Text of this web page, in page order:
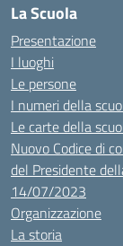
La Scuola
Presentazione
I luoghi
Le persone
I numeri della
Le carte della
Nuovo Codice di
del Presidente
14/07/2023
Organizzazione
La storia